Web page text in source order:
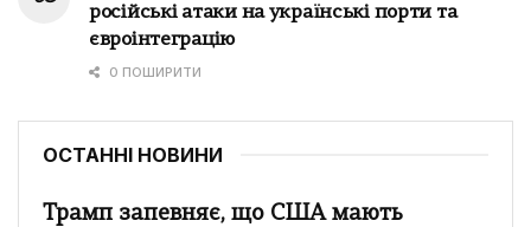
російські атаки на українські порти та
євроінтеграцію
0 ПОШИРИТИ
ОСТАННІ НОВИНИ
Трамп запевняє, що США мають